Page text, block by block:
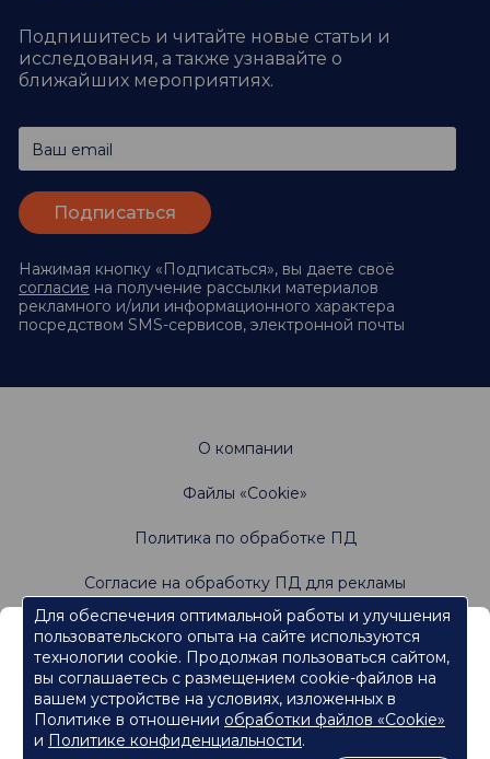
Подпишитесь и читайте новые статьи и
исследования, а также узнавайте о
ближайших мероприятиях.
Ваш email
Нажимая кнопку «Подписаться», вы даете своё
согласие на получение рассылки материалов
рекламного и/или информационного характера
посредством SMS-сервисов, электронной почты
О компании
Файлы «Cookie»
Политика по обработке ПД
Согласие на обработку ПД для рекламы
Не является офертой. Имеются противопоказания.
Проконсультируйтесь со специалистами
Информация, содержащаяся на данном веб-
сайте, предназначена для работников
сферы здравоохранения.
Нажмите кнопку "Продолжить", чтобы подтвердить, что
являетесь работником сферы здравоохранения и перейти к
Для обеспечения оптимальной работы и улучшения
пользовательского опыта на сайте используются
технологии cookie. Продолжая пользоваться сайтом,
вы соглашаетесь с размещением cookie-файлов на
вашем устройстве на условиях, изложенных в
Политике в отношении обработки файлов «Cookie»
и Политике конфиденциальности.